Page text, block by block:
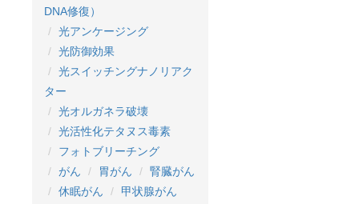
DNA修復）
光アンケージング
光防御効果
光スイッチングナノリアク
ター
光オルガネラ破壊
光活性化テタヌス毒素
フォトブリーチング
がん
胃がん
腎臓がん
休眠がん
甲状腺がん